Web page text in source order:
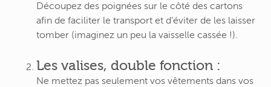
Découpez des poignées sur le côté des cartons
afin de faciliter le transport et d’éviter de les laisser
tomber (imaginez un peu la vaisselle cassée !).
Les valises, double fonction :
Ne mettez pas seulement vos vêtements dans vos